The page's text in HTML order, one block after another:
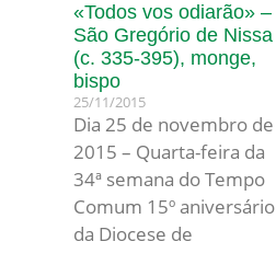
«Todos vos odiarão» –
São Gregório de Nissa
(c. 335-395), monge,
bispo
25/11/2015
Dia 25 de novembro de
2015 – Quarta-feira da
34ª semana do Tempo
Comum 15º aniversário
da Diocese de